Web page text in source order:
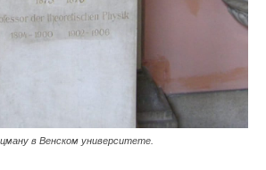
в Венском университете.